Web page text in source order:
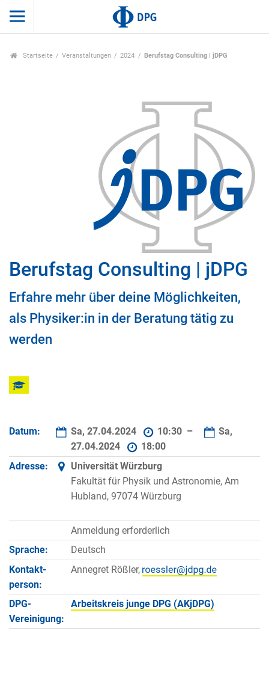
Startseite Veranstaltungen 2024 Berufstag Consulting | jDPG
Berufstag Consulting | jDPG
Erfahre mehr über deine Möglichkeiten,
als Physiker:in in der Beratung tätig zu
werden
Datum: Sa, 27.04.2024 10:30 –
Sa,
27.04.2024
18:00
Adresse:
Universität Würzburg
Fakultät für Physik und Astronomie, Am
Hubland, 97074 Würzburg
Anmeldung erforderlich
Sprache:
Deutsch
Kontakt­
person:
Annegret Rößler,
DPG-
Vereinigung:
Arbeitskreis junge DPG (AKjDPG)